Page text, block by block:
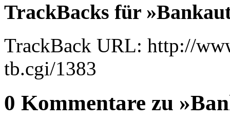
TrackBacks für
TrackBack URL: http://
tb.cgi/1383
0 Kommentare zu